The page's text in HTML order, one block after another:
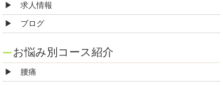
求人情報
ブログ
お悩み別コース紹介
腰痛